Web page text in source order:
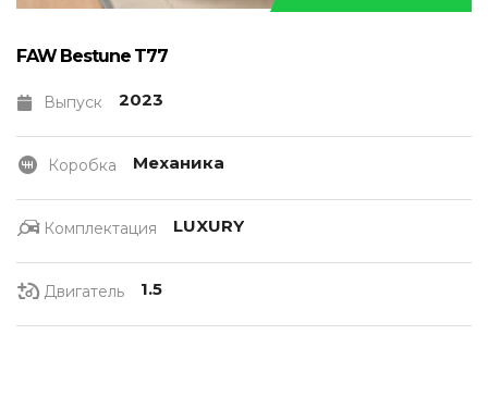
FAW Bestune T77
Выпуск 2023
Коробка Механика
Комплектация LUXURY
Двигатель 1.5